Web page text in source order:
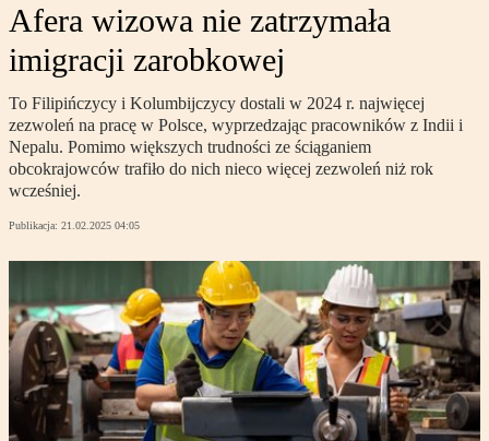
Afera wizowa nie zatrzymała
imigracji zarobkowej
To Filipińczycy i Kolumbijczycy dostali w 2024 r. najwięcej
zezwoleń na pracę w Polsce, wyprzedzając pracowników z Indii i
Nepalu. Pomimo większych trudności ze ściąganiem
obcokrajowców trafiło do nich nieco więcej zezwoleń niż rok
wcześniej.
Publikacja: 21.02.2025 04:05